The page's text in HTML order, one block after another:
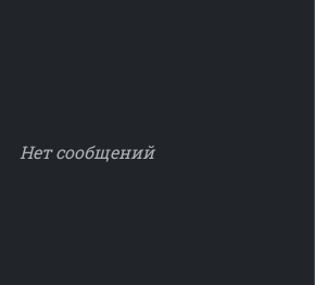
Нет сообщений